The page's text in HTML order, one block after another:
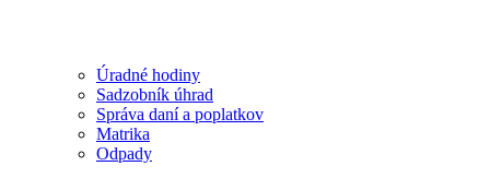
Úradné hodiny
Sadzobník úhrad
Správa daní a poplatkov
Matrika
Odpady